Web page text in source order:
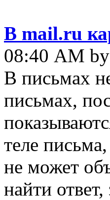
В mail.ru
08:40 AM
В письмах
письмах,
теле
не может
найти